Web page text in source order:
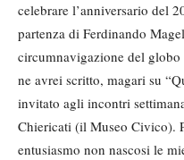
celebrare l’anniversario del
partenza di Ferdinando
circumnavigazione del globo
ne avrei scritto, magari su
invitato agli incontri
Chiericati (il Museo Civico).
entusiasmo non nascosi le